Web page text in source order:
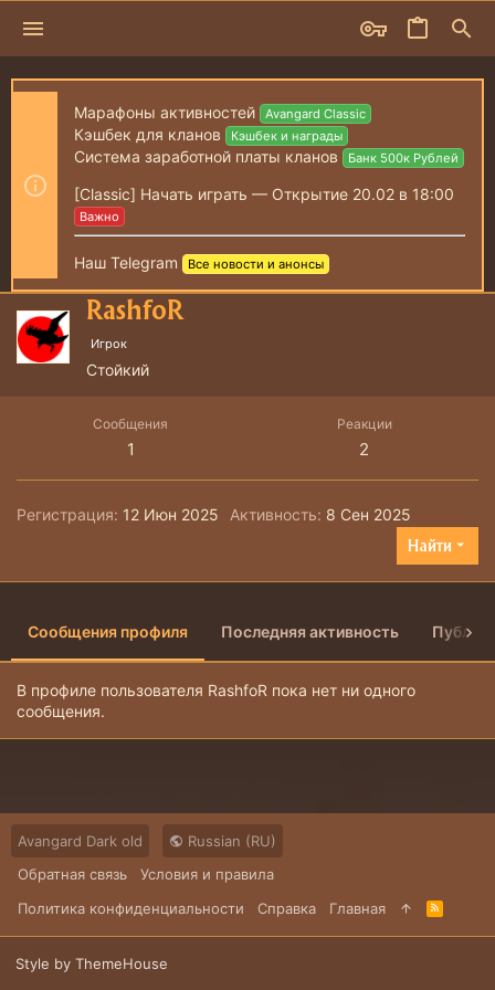
Марафоны активностей Avangard Classic
Кэшбек для кланов Кэшбек и награды
Система заработной платы кланов Банк 500к Рублей
[Classic] Начать играть — Открытие 20.02 в 18:00
Важно
Наш Telegram Все новости и анонсы
RashfoR
Игрок
Стойкий
Сообщения
1
Реакции
2
Регистрация 12 Июн 2025 Активность 8 Сен 2025
Найти
Сообщения профиля Последняя активность
В профиле пользователя RashfoR пока нет ни одного
сообщения.
Avangard Dark old
Russian (RU)
Обратная связь
Условия и правила
Политика конфиденциальности
Справка Главная
R
S
S
Style by ThemeHouse